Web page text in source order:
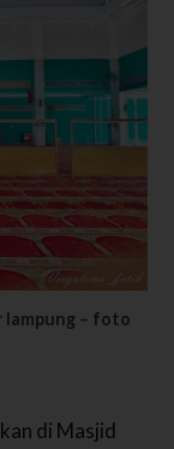
lampung – foto
di Masjid